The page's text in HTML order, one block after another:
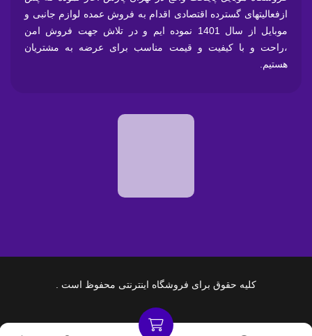
ازفعالیتهای گسترده اقتصادی اقدام به فروش عمده لوازم جانبی و
موبایل از سال 1401 نموده ایم و در تلاش جهت فروش امن
،راحت و با کیفیت و قیمت مناسب برای عرضه به مشتریان
هستیم.
کلیه حقوق برای فروشگاه اینترنتی محفوظ است .